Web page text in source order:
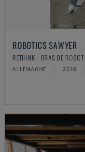
ROBOTICS SAWYER
RETHINK - BRAS DE ROBOT
ALLEMAGNE 2018